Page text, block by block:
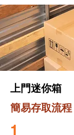
上門迷你箱
簡易存取流程
1